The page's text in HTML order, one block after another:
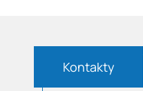
Kontakty